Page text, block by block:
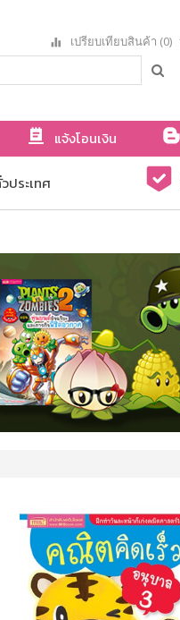
เปรียบเทียบสินค้า (0)
แจ้งโอนเงิน
ประเทศ